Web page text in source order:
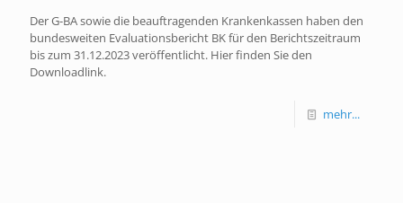
Der G-BA sowie die beauftragenden Krankenkassen haben den
bundesweiten Evaluationsbericht BK für den Berichtszeitraum
bis zum 31.12.2023 veröffentlicht. Hier finden Sie den
Downloadlink.
mehr...